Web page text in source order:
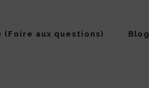
(Foire aux questions) Blog